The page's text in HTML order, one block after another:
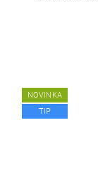
NOVINKA
TIP